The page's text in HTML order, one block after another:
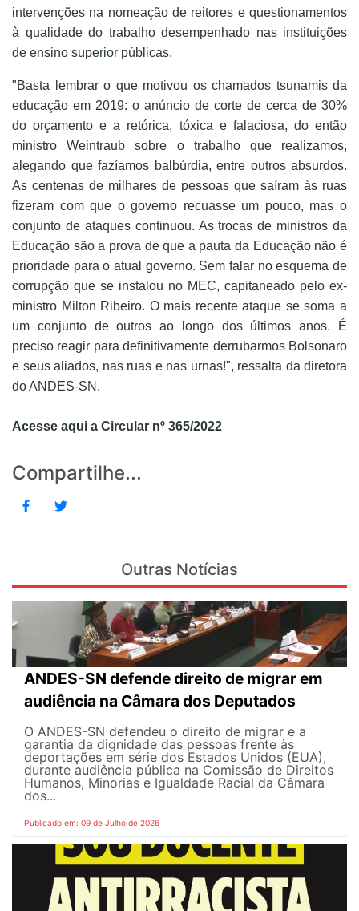
intervenções na nomeação de reitores e questionamentos
à qualidade do trabalho desempenhado nas instituições
de ensino superior públicas.
"Basta lembrar o que motivou os chamados tsunamis da
educação em 2019: o anúncio de corte de cerca de 30%
do orçamento e a retórica, tóxica e falaciosa, do então
ministro Weintraub sobre o trabalho que realizamos,
alegando que fazíamos balbúrdia, entre outros absurdos.
As centenas de milhares de pessoas que saíram às ruas
fizeram com que o governo recuasse um pouco, mas o
conjunto de ataques continuou. As trocas de ministros da
Educação são a prova de que a pauta da Educação não é
prioridade para o atual governo. Sem falar no esquema de
corrupção que se instalou no MEC, capitaneado pelo ex-
ministro Milton Ribeiro. O mais recente ataque se soma a
um conjunto de outros ao longo dos últimos anos. É
preciso reagir para definitivamente derrubarmos Bolsonaro
e seus aliados, nas ruas e nas urnas!", ressalta da diretora
do ANDES-SN.
Acesse aqui a Circular nº 365/2022
Compartilhe...
Outras Notícias
ANDES-SN defende direito de migrar em
audiência na Câmara dos Deputados
O ANDES-SN defendeu o direito de migrar e a
garantia da dignidade das pessoas frente às
deportações em série dos Estados Unidos (EUA),
durante audiência pública na Comissão de Direitos
Humanos, Minorias e Igualdade Racial da Câmara
dos...
Publicado em: 09 de Julho de 2026